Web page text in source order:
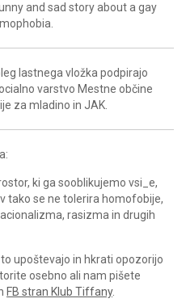
and sad story about a gay
lastnega vložka podpirajo
varstvo Mestne občine
za mladino in JAK.
ki ga sooblikujemo vsi_e,
tako se ne tolerira homofobije,
rasizma in drugih
upoštevajo in hkrati opozorijo
osebno ali nam pišete
FB stran Klub Tiffany.